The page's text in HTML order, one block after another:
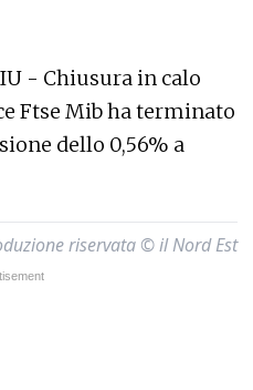
- Chiusura in calo
Ftse Mib ha terminato
dello 0,56% a
riservata © il Nord Est